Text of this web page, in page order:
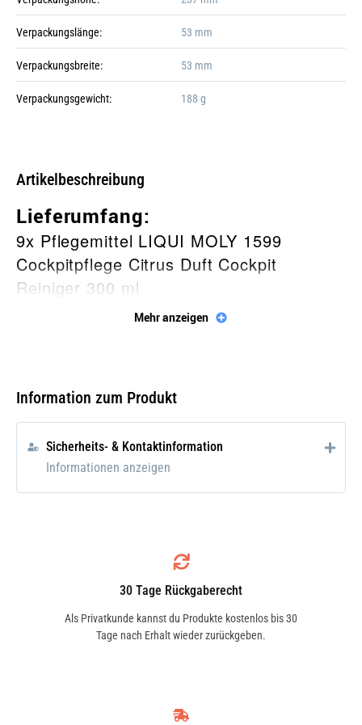
+6
Verpackungslänge: 53 mm
Verpackungsbreite: 53 mm
Verpackungsgewicht: 188 g
Artikelbeschreibung
Lieferumfang:
9x Pflegemittel LIQUI MOLY 1599
Cockpitpflege Citrus Duft Cockpit
Reiniger 300 ml
Pflegemittel auf Silikonbasis gelöst in
breiten Einsatz im Kfz-Bereich.
Kunststoffe wie Spoiler und Stoßstangen.
Bei quietschenden Armaturbrettern.
Anwendung
kurzer Trockenzeit mit weichem Lappen
Mehr anzeigen
Information zum Produkt
Sicherheits- & Kontaktinformation
Informationen anzeigen
30 Tage Rückgaberecht
Als Privatkunde kannst du Produkte kostenlos bis 30
Tage nach Erhalt wieder zurückgeben.